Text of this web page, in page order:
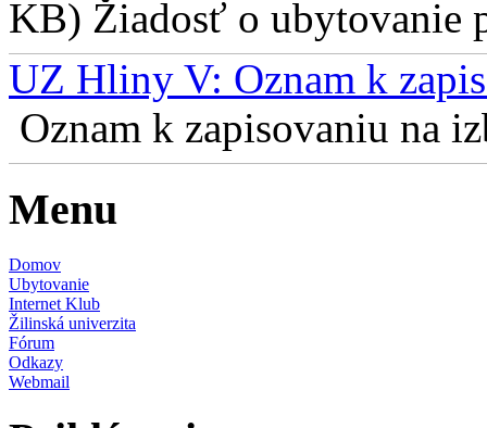
KB) Žiadosť o ubytovanie
UZ Hliny V: Oznam k
Oznam k zapisovaniu na
Menu
Domov
Ubytovanie
Internet Klub
Žilinská univerzita
Fórum
Odkazy
Webmail